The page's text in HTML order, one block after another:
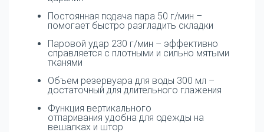
Постоянная подача пара 50 г/мин –
помогает быстро разгладить складки
Паровой удар 230 г/мин – эффективно
справляется с плотными и сильно мятыми
тканями
Объем резервуара для воды 300 мл –
достаточный для длительного глажения
Функция вертикального
отпаривания удобна для одежды на
вешалках и штор